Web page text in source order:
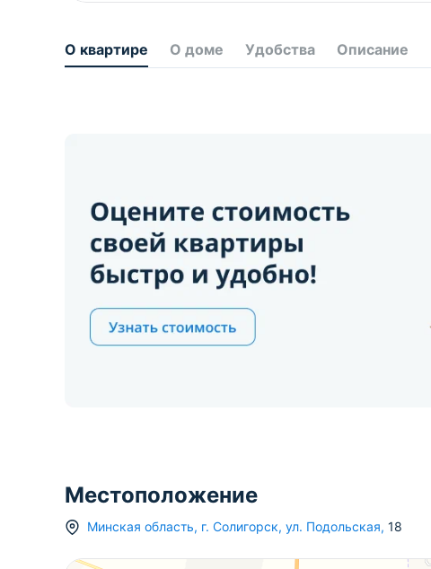
О квартире О доме Удобства Описание
Местоположение
Минская область, г. Солигорск, ул. Подольская, 18